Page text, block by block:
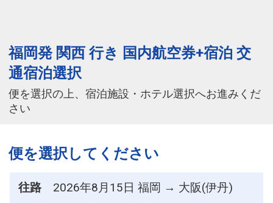
福岡発 関西 行き 国内航空券+宿泊 交
通宿泊選択
便を選択の上、宿泊施設・ホテル選択へお進みくだ
さい
便を選択してください
往路
2026年8月15日 福岡 → 大阪(伊丹)